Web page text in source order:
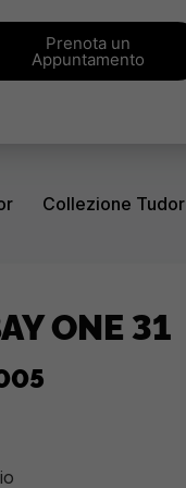
Prenota un
Appuntamento
Collezione Tudor
ONE 31